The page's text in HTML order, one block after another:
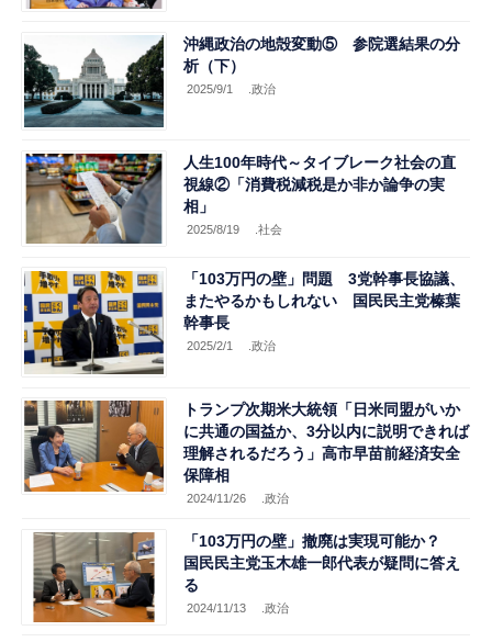
沖縄政治の地殻変動⑤ 参院選結果の分
析（下）
2025/9/1 .政治
人生100年時代～タイブレーク社会の直
視線②「消費税減税是か非か論争の実
相」
2025/8/19 .社会
「103万円の壁」問題 3党幹事長協議、
またやるかもしれない 国民民主党榛葉
幹事長
2025/2/1 .政治
トランプ次期米大統領「日米同盟がいか
に共通の国益か、3分以内に説明できれば
理解されるだろう」高市早苗前経済安全
保障相
2024/11/26 .政治
「103万円の壁」撤廃は実現可能か？
国民民主党玉木雄一郎代表が疑問に答え
る
2024/11/13 .政治